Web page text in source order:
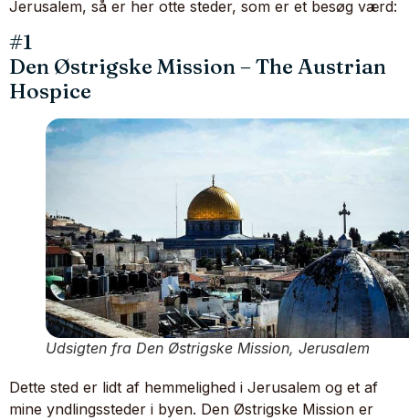
Jerusalem, så er her otte steder, som er et besøg værd:
#1
Den Østrigske Mission – The Austrian
Hospice
Udsigten fra Den Østrigske Mission, Jerusalem
Dette sted er lidt af hemmelighed i Jerusalem og et af
mine yndlingssteder i byen. Den Østrigske Mission er